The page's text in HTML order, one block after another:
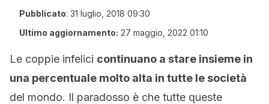
Pubblicato: 31 luglio, 2018 09:30
Ultimo aggiornamento: 27 maggio, 2022 01:10
Le coppie infelici continuano a stare insieme in
una percentuale molto alta in tutte le società
del mondo. Il paradosso è che tutte queste